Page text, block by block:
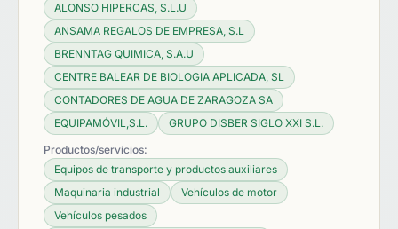
ALONSO HIPERCAS, S.L.U
ANSAMA REGALOS DE EMPRESA, S.L
BRENNTAG QUIMICA, S.A.U
CENTRE BALEAR DE BIOLOGIA APLICADA, SL
CONTADORES DE AGUA DE ZARAGOZA SA
EQUIPAMÓVIL,S.L.
GRUPO DISBER SIGLO XXI S.L.
Productos/servicios:
Equipos de transporte y productos auxiliares
Maquinaria industrial
Vehículos de motor
Vehículos pesados